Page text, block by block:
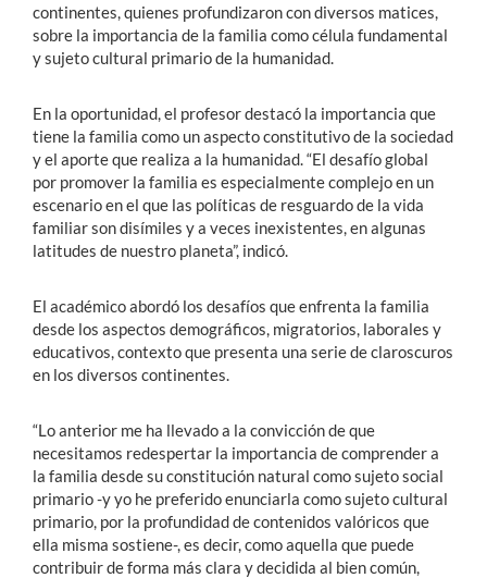
continentes, quienes profundizaron con diversos matices,
sobre la importancia de la familia como célula fundamental
y sujeto cultural primario de la humanidad.
En la oportunidad, el profesor destacó la importancia que
tiene la familia como un aspecto constitutivo de la sociedad
y el aporte que realiza a la humanidad. “El desafío global
por promover la familia es especialmente complejo en un
escenario en el que las políticas de resguardo de la vida
familiar son disímiles y a veces inexistentes, en algunas
latitudes de nuestro planeta”, indicó.
El académico abordó los desafíos que enfrenta la familia
desde los aspectos demográficos, migratorios, laborales y
educativos, contexto que presenta una serie de claroscuros
en los diversos continentes.
“Lo anterior me ha llevado a la convicción de que
necesitamos redespertar la importancia de comprender a
la familia desde su constitución natural como sujeto social
primario -y yo he preferido enunciarla como sujeto cultural
primario, por la profundidad de contenidos valóricos que
ella misma sostiene-, es decir, como aquella que puede
contribuir de forma más clara y decidida al bien común,